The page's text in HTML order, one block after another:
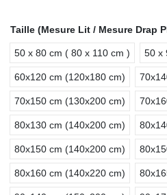
Taille (Mesure Lit / Mesure Drap
50 x 80 cm ( 80 x 110 cm ) 50 x
60x120 cm (120x180 cm)
70x150 cm (130x200 cm)
80x130 cm (140x200 cm)
80x150 cm (140x200 cm)
80x160 cm (140x220 cm)